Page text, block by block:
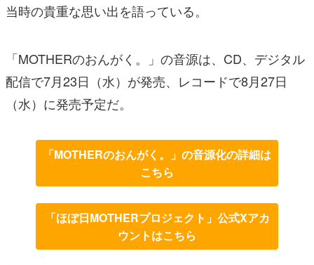
当時の貴重な思い出を語っている。
「MOTHERのおんがく。」の音源は、CD、デジタル
配信で7月23日（水）が発売、レコードで8月27日
（水）に発売予定だ。
「MOTHERのおんがく。」の音源化の詳細は
こちら
「ほぼ日MOTHERプロジェクト」公式Xアカ
ウントはこちら